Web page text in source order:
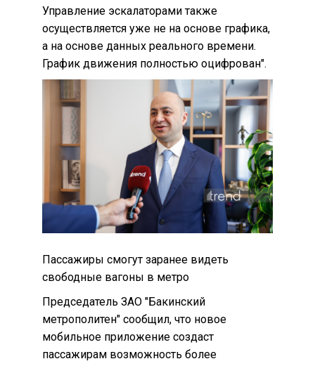
Управление эскалаторами также
осуществляется уже не на основе графика,
а на основе данных реального времени.
График движения полностью оцифрован".
Пассажиры смогут заранее видеть
свободные вагоны в метро
Председатель ЗАО "Бакинский
метрополитен" сообщил, что новое
мобильное приложение создаст
пассажирам возможность более